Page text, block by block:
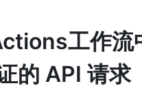
工作流
的 API 请求